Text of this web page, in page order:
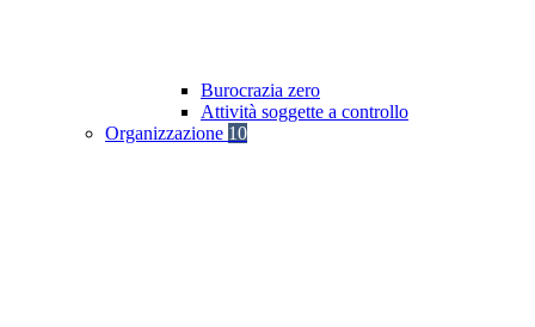
Burocrazia zero
Attività soggette a controllo
Organizzazione 10